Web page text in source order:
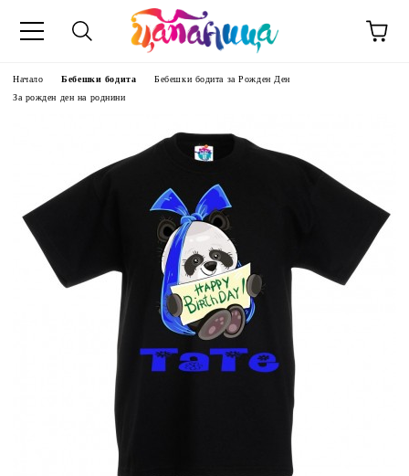
Начало Бебешки бодита
Бебешки бодита за Рожден Ден
За рожден ден на роднини